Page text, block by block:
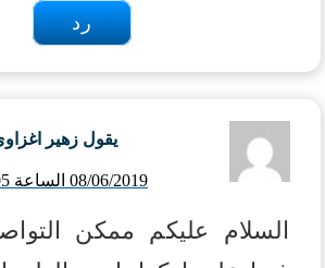
رد
يقول زهير
08/06/2019 الساعة 8:05 ص
السلام عليكم ممكن